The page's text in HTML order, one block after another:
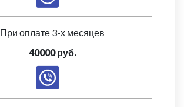
При оплате 3-х месяцев
40000 руб.